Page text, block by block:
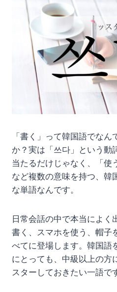
「書く」って韓国語でな
か？実は「쓰다」という動
当たるだけじゃなく、「使
など複数の意味を持つ、韓
な単語なんです。
日常会話の中で本当によく
書く、スマホを使う、帽子
べてに登場します。韓国語
にとっても、中級以上の方
スターしておきたい一語で